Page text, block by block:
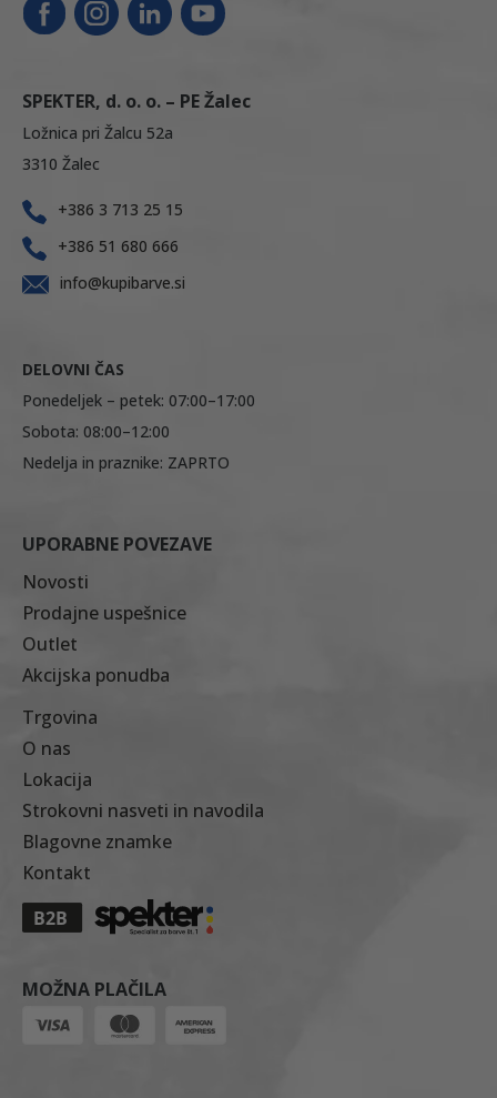
SPEKTER, d. o. o. – PE Žalec
Ložnica pri Žalcu 52a
3310 Žalec
+386 3 713 25 15
+386 51 680 666
info@kupibarve.si
DELOVNI ČAS
Ponedeljek – petek: 07:00–17:00
Sobota: 08:00–12:00
Nedelja in praznike: ZAPRTO
UPORABNE POVEZAVE
Novosti
Prodajne uspešnice
Outlet
Akcijska ponudba
Trgovina
O nas
Lokacija
Strokovni nasveti in navodila
Blagovne znamke
Kontakt
MOŽNA PLAČILA